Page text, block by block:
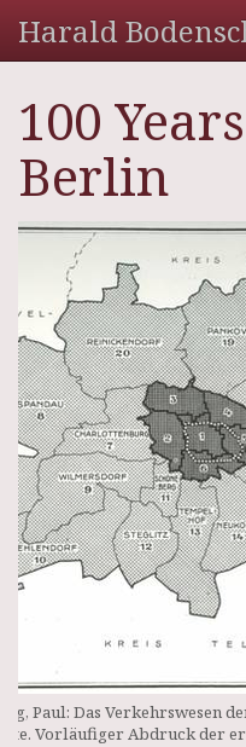
Harald
100
Berlin
Paul: Das Verkehrswesen
Vorläufiger Abdruck der